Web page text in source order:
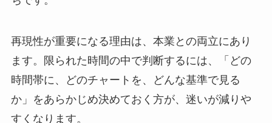
再現性が重要になる理由は、本業との両立にあり
ます。限られた時間の中で判断するには、「どの
時間帯に、どのチャートを、どんな基準で見る
か」をあらかじめ決めておく方が、迷いが減りや
すくなります。